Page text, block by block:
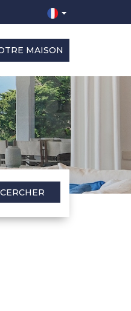
MAISON